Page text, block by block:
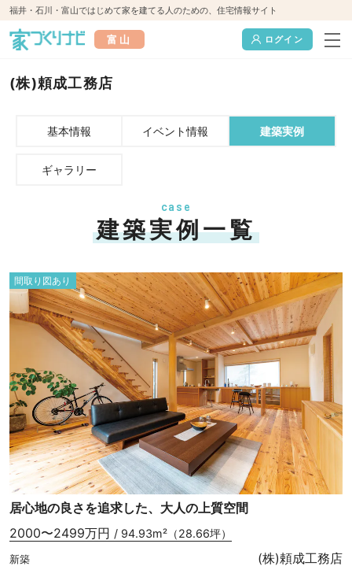
福井・石川・富山ではじめて家を建てる人のための、住宅情報サイト
富山 ログイン
(株)頼成工務店
基本情報 イベント情報 建築実例
ギャラリー
case
建築実例一覧
間取り図あり
居心地の良さを追求した、大人の上質空間
2000〜2499万円 / 94.93m²（28.66坪）
新築 (株)頼成工務店